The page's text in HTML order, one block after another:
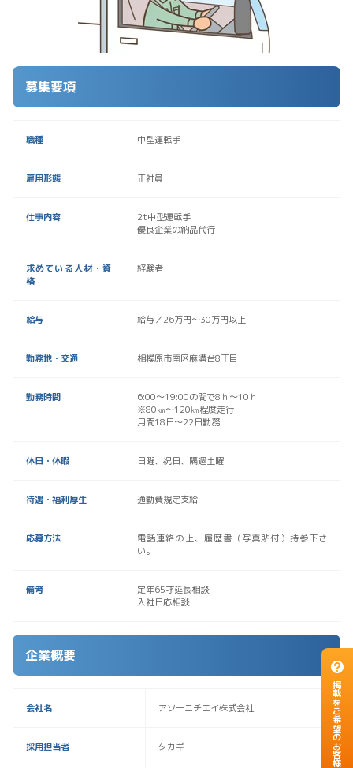
掲載をご希望のお客様
募集要項
職種 中型運転手
雇用形態 正社員
仕事内容
2t中型運転手
優良企業の納品代行
求めている人材・資
格
経験者
給与 給与／26万円～30万円以上
勤務地・交通 相模原市南区麻溝台8丁目
勤務時間
6:00〜19:00の間で8ｈ～10ｈ
※80㎞～120㎞程度走行
月間18日～22日勤務
休日・休暇 日曜、祝日、隔週土曜
待遇・福利厚生 通勤費規定支給
応募方法
電話連絡の上、履歴書（写真貼付）持参下さ
い。
備考
定年65才延長相談
入社日応相談
企業概要
会社名 アソーニチエイ株式会社
採用担当者 タカギ